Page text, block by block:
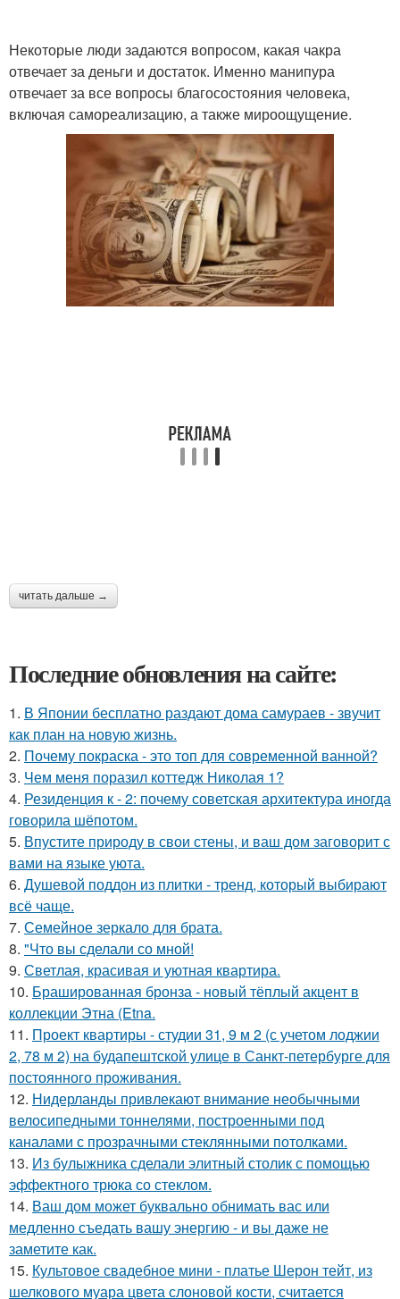
Некоторые люди задаются вопросом, какая чакра
отвечает за деньги и достаток. Именно манипура
отвечает за все вопросы благосостояния человека,
включая самореализацию, а также мироощущение.
читать дальше →
Последние обновления на сайте:
1. В Японии бесплатно раздают дома самураев - звучит
как план на новую жизнь.
2. Почему покраска - это топ для современной ванной?
3. Чем меня поразил коттедж Николая 1?
4. Резиденция к - 2: почему советская архитектура иногда
говорила шёпотом.
5. Впустите природу в свои стены, и ваш дом заговорит с
вами на языке уюта.
6. Душевой поддон из плитки - тренд, который выбирают
всё чаще.
7. Семейное зеркало для брата.
8. "Что вы сделали со мной!
9. Светлая, красивая и уютная квартира.
10. Брашированная бронза - новый тёплый акцент в
коллекции Этна (Etna.
11. Проект квартиры - студии 31, 9 м 2 (с учетом лоджии
2, 78 м 2) на будапештской улице в Санкт-петербурге для
постоянного проживания.
12. Нидерланды привлекают внимание необычными
велосипедными тоннелями, построенными под
каналами с прозрачными стеклянными потолками.
13. Из булыжника сделали элитный столик с помощью
эффектного трюка со стеклом.
14. Ваш дом может буквально обнимать вас или
медленно съедать вашу энергию - и вы даже не
заметите как.
15. Культовое свадебное мини - платье Шерон тейт, из
шелкового муара цвета слоновой кости, считается